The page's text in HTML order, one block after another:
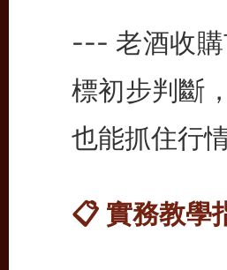
--- 老酒收購
標初步判斷
也能抓住行
📋 實務教學